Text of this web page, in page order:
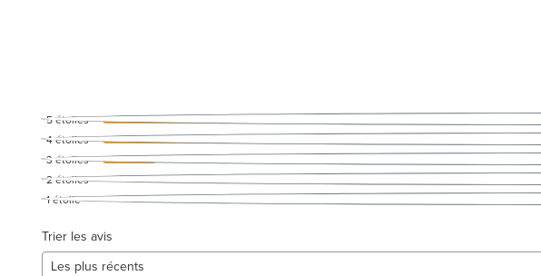
5étoiles
4étoiles
3 étoiles
2étoiles
1étoile
Trier les avis